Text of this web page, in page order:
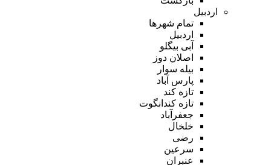
اردبیل
تمام شهر‌ها
اردبیل
آبی بیگلو
اصلان دوز
بیله سوار
پارس آباد
تازه کند
تازه کندانگوت
جعفرآباد
خلخال
رضی
سرعین
عنبران